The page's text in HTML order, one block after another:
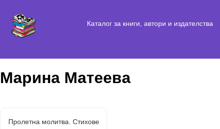
Каталог за книги, автори и издателства
Марина Матеева
Пролетна молитва. Стихове